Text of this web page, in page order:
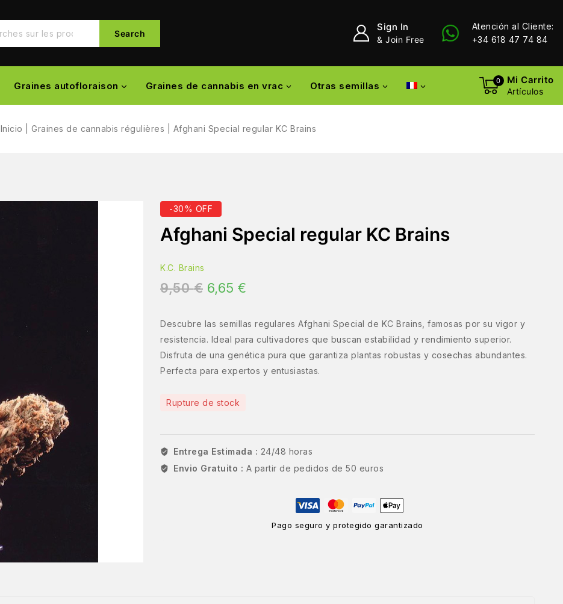
Search
Sign In
& Join Free
Atención al Cliente:
+34 618 47 74 84
Graines autofloraison Graines de cannabis en vrac Otras semillas 0 Mi Carrito
Artículos
Inicio |Graines de cannabis régulières Afghani Special regular KC Brains
-30% OFF
Afghani Special regular KC Brains
K.C. Brains
9,50€ 6,65 €
Descubre las semillas regulares Afghani Special de KC Brains, famosas por su vigor y
resistencia. Ideal para cultivadores que buscan estabilidad y rendimiento superior.
Disfruta de una genética pura que garantiza plantas robustas y cosechas abundantes.
Perfecta para expertos y entusiastas.
Rupture de stock
Entrega Estimada : 24/48 horas
Envio Gratuito : A partir de pedidos de 50 euros
Pago seguro y protegido garantizado